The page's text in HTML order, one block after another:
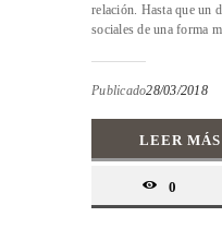
relación. Hasta que un
sociales de una forma
Publicado28/03/2018
LEER MÁS
0